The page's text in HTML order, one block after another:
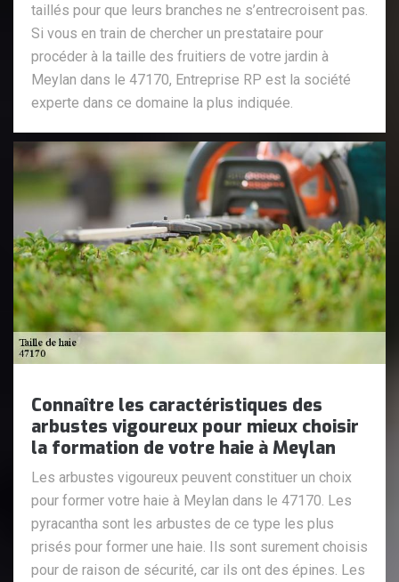
taillés pour que leurs branches ne s’entrecroisent pas.
Si vous en train de chercher un prestataire pour
procéder à la taille des fruitiers de votre jardin à
Meylan dans le 47170, Entreprise RP est la société
experte dans ce domaine la plus indiquée.
Connaître les caractéristiques des
arbustes vigoureux pour mieux choisir
la formation de votre haie à Meylan
Les arbustes vigoureux peuvent constituer un choix
pour former votre haie à Meylan dans le 47170. Les
pyracantha sont les arbustes de ce type les plus
prisés pour former une haie. Ils sont surement choisis
pour de raison de sécurité, car ils ont des épines. Les